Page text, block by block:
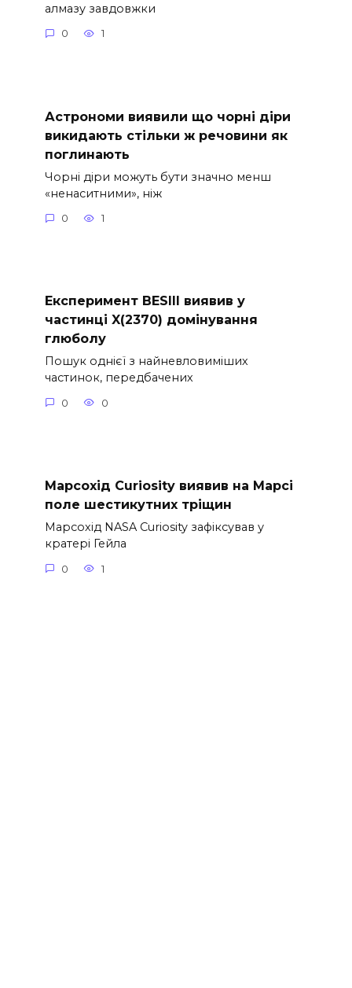
алмазу завдовжки
0 1
Астрономи виявили що чорні діри
викидають стільки ж речовини як
поглинають
Чорні діри можуть бути значно менш
«ненаситними», ніж
0 1
Експеримент BESIII виявив у
частинці X(2370) домінування
глюболу
Пошук однієї з найневловиміших
частинок, передбачених
0 0
Марсохід Curiosity виявив на Марсі
поле шестикутних тріщин
Марсохід NASA Curiosity зафіксував у
кратері Гейла
0 1